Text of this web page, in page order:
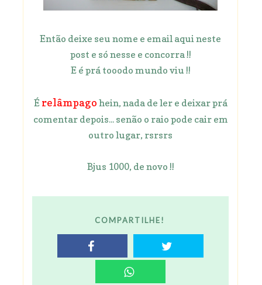
Então deixe seu nome e email aqui neste
post e só nesse e concorra !!
E é prá tooodo mundo viu !!
É relâmpago hein, nada de ler e deixar prá
comentar depois... senão o raio pode cair em
outro lugar, rsrsrs
Bjus 1000, de novo !!
COMPARTILHE!